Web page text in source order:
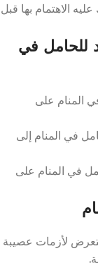
الاهتمام بها قبل
للحامل في
المنام على
في المنام إلى
في المنام على
لأزمات عصيبة